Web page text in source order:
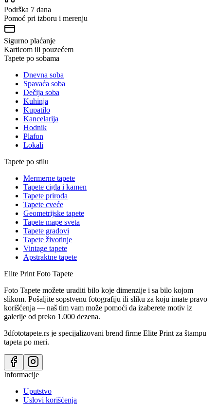
Podrška 7 dana
Pomoć pri izboru i merenju
Sigurno plaćanje
Karticom ili pouzećem
Tapete po sobama
Dnevna soba
Spavaća soba
Dečija soba
Kuhinja
Kupatilo
Kancelarija
Hodnik
Plafon
Lokali
Tapete po stilu
Mermerne tapete
Tapete cigla i kamen
Tapete priroda
Tapete cveće
Geometrijske tapete
Tapete mape sveta
Tapete gradovi
Tapete životinje
Vintage tapete
Apstraktne tapete
Elite Print Foto Tapete
Foto Tapete možete uraditi bilo koje dimenzije i sa bilo kojom
slikom. Pošaljite sopstvenu fotografiju ili sliku za koju imate pravo
korišćenja — naš tim vam može pomoći da izaberete motiv iz
galerije od preko 1.000 dezena.
3dfototapete.rs je specijalizovani brend firme Elite Print za štampu
tapeta po meri.
Informacije
Uputstvo
Uslovi korišćenja